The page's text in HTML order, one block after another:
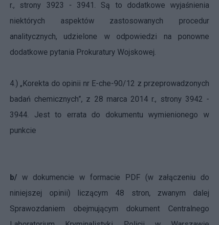
r., strony 3923 - 3941. Są to dodatkowe wyjaśnienia
niektórych aspektów zastosowanych procedur
analitycznych, udzielone w odpowiedzi na ponowne
dodatkowe pytania Prokuratury Wojskowej.
4.) „Korekta do opinii nr E-che-90/12 z przeprowadzonych
badań chemicznych”, z 28 marca 2014 r., strony 3942 -
3944. Jest to errata do dokumentu wymienionego w
punkcie
b/ w dokumencie w formacie PDF (w załączeniu do
niniejszej opinii) liczącym 48 stron, zwanym dalej
Sprawozdaniem obejmującym dokument Centralnego